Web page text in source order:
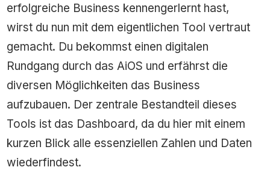
erfolgreiche Business kennengerlernt hast,
wirst du nun mit dem eigentlichen Tool vertraut
gemacht. Du bekommst einen digitalen
Rundgang durch das AiOS und erfährst die
diversen Möglichkeiten das Business
aufzubauen. Der zentrale Bestandteil dieses
Tools ist das Dashboard, da du hier mit einem
kurzen Blick alle essenziellen Zahlen und Daten
wiederfindest.